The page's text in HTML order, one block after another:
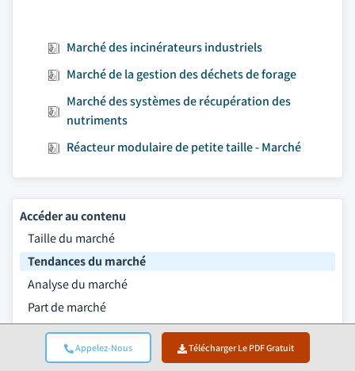
Appelez-Nous Télécharger Le PDF Gratuit
Marché des incinérateurs industriels
Marché de la gestion des déchets de forage
Marché des systèmes de récupération des
nutriments
Réacteur modulaire de petite taille - Marché
Accéder au contenu
Taille du marché
Tendances du marché
Analyse du marché
Part de marché
Questions fréquemment posées
Méthodologie de recherche